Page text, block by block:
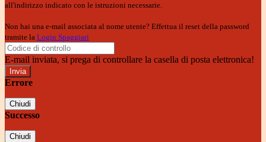
all'indirizzo indicato con le istruzioni necessarie.
Non hai una e-mail associata al nome utente? Effettua il reset della password
tramite la Login Spaggiari
E-mail inviata, si prega di controllare la casella di posta elettronica!
Errore
Chiudi
Successo
Chiudi